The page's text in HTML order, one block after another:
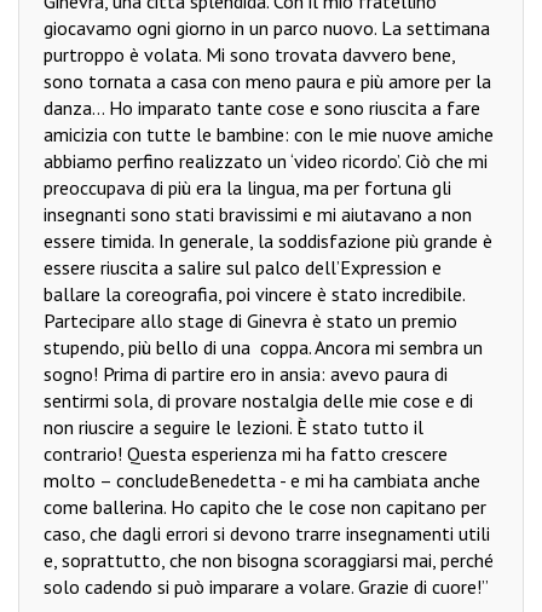
giocavamo ogni giorno in un parco nuovo. La settimana
purtroppo è volata. Mi sono trovata davvero bene,
sono tornata a casa con meno paura e più amore per la
danza… Ho imparato tante cose e sono riuscita a fare
amicizia con tutte le bambine: con le mie nuove amiche
abbiamo perfino realizzato un ‘video ricordo’. Ciò che mi
preoccupava di più era la lingua, ma per fortuna gli
insegnanti sono stati bravissimi e mi aiutavano a non
essere timida. In generale, la soddisfazione più grande è
essere riuscita a salire sul palco dell’Expression e
ballare la coreografia, poi vincere è stato incredibile.
Partecipare allo stage di Ginevra è stato un premio
stupendo, più bello di una coppa. Ancora mi sembra un
sogno! Prima di partire ero in ansia: avevo paura di
sentirmi sola, di provare nostalgia delle mie cose e di
non riuscire a seguire le lezioni. È stato tutto il
contrario! Questa esperienza mi ha fatto crescere
molto – concludeBenedetta - e mi ha cambiata anche
come ballerina. Ho capito che le cose non capitano per
caso, che dagli errori si devono trarre insegnamenti utili
e, soprattutto, che non bisogna scoraggiarsi mai, perché
solo cadendo si può imparare a volare. Grazie di cuore!”